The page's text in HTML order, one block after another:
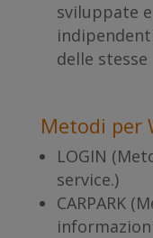
sviluppate
delle stesse
Metodi per
LOGIN
service.)
CARPARK